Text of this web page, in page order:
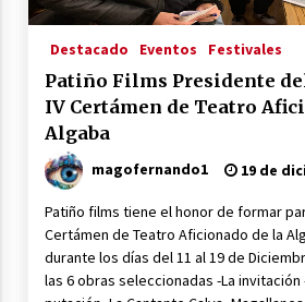
Destacado Eventos Festivales
Patiño Films Presidente
IV Certámen de Teatro
Algaba
magofernando1 19 de
Patiño films tiene el honor de formar
Certámen de Teatro Aficionado de la
durante los días del 11 al 19 de
las 6 obras seleccionadas -La invitación